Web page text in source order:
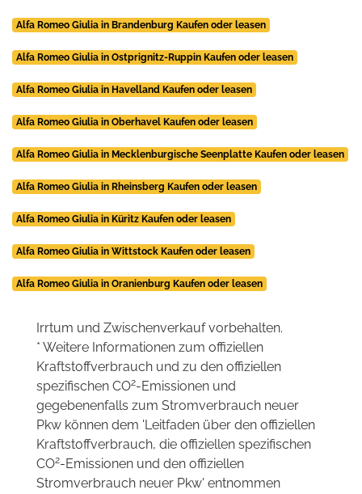
Alfa Romeo Giulia in Brandenburg Kaufen oder leasen
Alfa Romeo Giulia in Ostprignitz-Ruppin Kaufen oder leasen
Alfa Romeo Giulia in Havelland Kaufen oder leasen
Alfa Romeo Giulia in Oberhavel Kaufen oder leasen
Alfa Romeo Giulia in Mecklenburgische Seenplatte Kaufen oder leasen
Alfa Romeo Giulia in Rheinsberg Kaufen oder leasen
Alfa Romeo Giulia in Küritz Kaufen oder leasen
Alfa Romeo Giulia in Wittstock Kaufen oder leasen
Alfa Romeo Giulia in Oranienburg Kaufen oder leasen
Irrtum und Zwischenverkauf vorbehalten.
* Weitere Informationen zum offiziellen
Kraftstoffverbrauch und zu den offiziellen
spezifischen CO2-Emissionen und
gegebenenfalls zum Stromverbrauch neuer
Pkw können dem 'Leitfaden über den offiziellen
Kraftstoffverbrauch, die offiziellen spezifischen
CO2-Emissionen und den offiziellen
Stromverbrauch neuer Pkw' entnommen